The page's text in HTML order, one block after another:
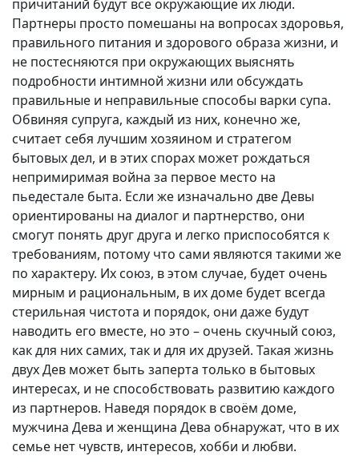
причитаний будут все окружающие их люди.
Партнеры просто помешаны на вопросах здоровья,
правильного питания и здорового образа жизни, и
не постесняются при окружающих выяснять
подробности интимной жизни или обсуждать
правильные и неправильные способы варки супа.
Обвиняя супруга, каждый из них, конечно же,
считает себя лучшим хозяином и стратегом
бытовых дел, и в этих спорах может рождаться
непримиримая война за первое место на
пьедестале быта. Если же изначально две Девы
ориентированы на диалог и партнерство, они
смогут понять друг друга и легко приспособятся к
требованиям, потому что сами являются такими же
по характеру. Их союз, в этом случае, будет очень
мирным и рациональным, в их доме будет всегда
стерильная чистота и порядок, они даже будут
наводить его вместе, но это – очень скучный союз,
как для них самих, так и для их друзей. Такая жизнь
двух Дев может быть заперта только в бытовых
интересах, и не способствовать развитию каждого
из партнеров. Наведя порядок в своём доме,
мужчина Дева и женщина Дева обнаружат, что в их
семье нет чувств, интересов, хобби и любви.